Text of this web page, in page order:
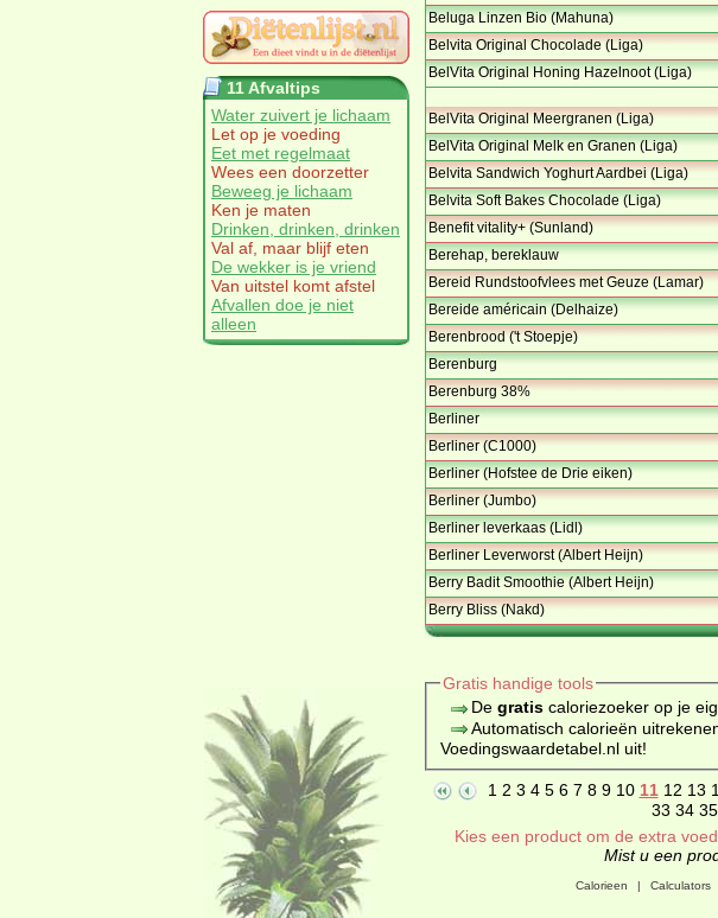
11 Afvaltips
Water zuivert je lichaam
Let op je voeding
Eet met regelmaat
Wees een doorzetter
Beweeg je lichaam
Ken je maten
Drinken, drinken, drinken
Val af, maar blijf eten
De wekker is je vriend
Van uitstel komt afstel
Afvallen doe je niet
alleen
Beluga Linzen Bio (Mahuna)
Belvita Original Chocolade (Liga)
BelVita Original Honing Hazelnoot (Liga)
BelVita Original Meergranen (Liga)
BelVita Original Melk en Granen (Liga)
Belvita Sandwich Yoghurt Aardbei (Liga)
Belvita Soft Bakes Chocolade (Liga)
Benefit vitality+ (Sunland)
Berehap, bereklauw
Bereid Rundstoofvlees met Geuze (Lamar)
Bereide américain (Delhaize)
Berenbrood ('t Stoepje)
Berenburg
Berenburg 38%
Berliner
Berliner (C1000)
Berliner (Hofstee de Drie eiken)
Berliner (Jumbo)
Berliner leverkaas (Lidl)
Berliner Leverworst (Albert Heijn)
Berry Badit Smoothie (Albert Heijn)
Berry Bliss (Nakd)
Gratis handige tools
De gratiscaloriezoeker op je
Automatisch calorieën
Voedingswaardetabel.nl uit!
1 2 3 4 5 6 7 8 9 10 11 12 13
33 34 35
Kies een product om de extra
Mist u een
Calorieen | Calculators